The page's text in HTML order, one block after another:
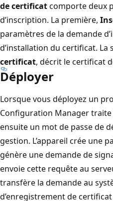
de certificatcomporte deux
d’inscription. La première,
paramètres de la demande
d’installation du certificat. La
certificat, décrit le certificat
Déployer
Lorsque vous déployez un
Configuration Manager
ensuite un mot de passe de
gestion. L’appareil crée une
génère une demande de
envoie cette requête au
transfère la demande au
d’enregistrement de